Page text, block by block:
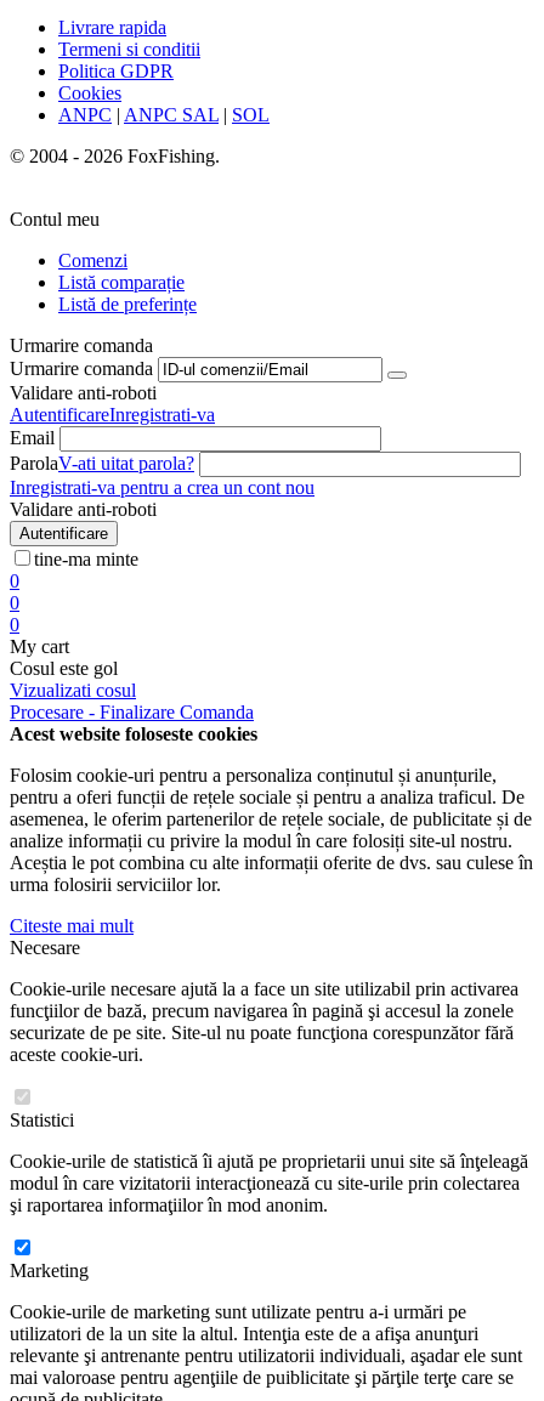
Livrare rapida
Termeni si conditii
Politica GDPR
Cookies
ANPC | ANPC SAL | SOL
© 2004 - 2026 FoxFishing.
Contul meu
Comenzi
Listă comparație
Listă de preferințe
Urmarire comanda
Urmarire comanda
Validare anti-roboti
AutentificareInregistrati-va
Email
ParolaV-ati uitat parola?
Inregistrati-va pentru a crea un cont nou
Validare anti-roboti
Autentificare
tine-ma minte
0
0
0
My cart
Cosul este gol
Vizualizati cosul
Procesare - Finalizare Comanda
Acest website foloseste cookies
Folosim cookie-uri pentru a personaliza conținutul și anunțurile,
pentru a oferi funcții de rețele sociale și pentru a analiza traficul. De
asemenea, le oferim partenerilor de rețele sociale, de publicitate și de
analize informații cu privire la modul în care folosiți site-ul nostru.
Aceștia le pot combina cu alte informații oferite de dvs. sau culese în
urma folosirii serviciilor lor.
Citeste mai mult
Necesare
Cookie-urile necesare ajută la a face un site utilizabil prin activarea
funcţiilor de bază, precum navigarea în pagină şi accesul la zonele
securizate de pe site. Site-ul nu poate funcţiona corespunzător fără
aceste cookie-uri.
Statistici
Cookie-urile de statistică îi ajută pe proprietarii unui site să înţeleagă
modul în care vizitatorii interacţionează cu site-urile prin colectarea
şi raportarea informaţiilor în mod anonim.
Marketing
Cookie-urile de marketing sunt utilizate pentru a-i urmări pe
utilizatori de la un site la altul. Intenţia este de a afişa anunţuri
relevante şi antrenante pentru utilizatorii individuali, aşadar ele sunt
mai valoroase pentru agenţiile de puiblicitate şi părţile terţe care se